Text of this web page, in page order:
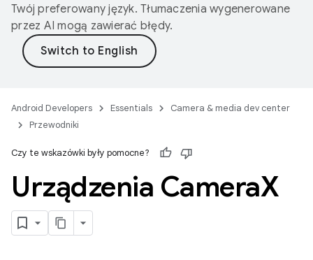
Twój preferowany język. Tłumaczenia wygenerowane
przez AI mogą zawierać błędy.
Android Developers Essentials
Camera & media dev center
Przewodniki
Czy te wskazówki były pomocne?
Urządzenia CameraX